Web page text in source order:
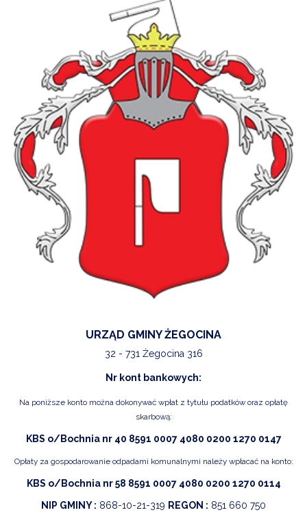
URZĄD GMINY ŻEGOCINA
32 - 731 Żegocina 316
Nr kont bankowych:
Na poniższe konto można dokonywać wpłat z tytułu podatków oraz opłatę
skarbową:
KBS o/Bochnia nr 40 8591 0007 4080 0200 1270 0147
Opłaty za gospodarowanie odpadami komunalnymi należy wpłacać na konto:
KBS o/Bochnia nr 58 8591 0007 4080 0200 1270 0114
NIP GMINY : 868-10-21-319 REGON : 851 660 750